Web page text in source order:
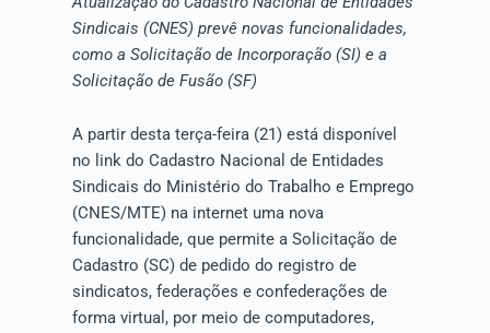
Sindicais (CNES) prevê novas funcionalidades,
como a Solicitação de Incorporação (SI) e a
Solicitação de Fusão (SF)
A partir desta terça-feira (21) está disponível
no link do Cadastro Nacional de Entidades
Sindicais do Ministério do Trabalho e Emprego
(CNES/MTE) na internet uma nova
funcionalidade, que permite a Solicitação de
Cadastro (SC) de pedido do registro de
sindicatos, federações e confederações de
forma virtual, por meio de computadores,